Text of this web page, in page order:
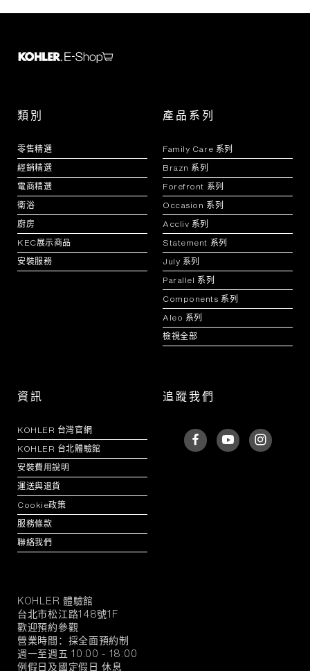
類別
零售精選
經銷精選
電商精選
衛浴
廚房
KEC展示商品
安裝服務
產品系列
Family Care 系列
Brazn 系列
Forefront 系列
Occasion 系列
Accliv 系列
Statement 系列
July 系列
Parallel 系列
Components 系列
Aleo 系列
檢視全部
資訊
KOHLER 台灣官網
KOHLER 台北體驗館
安裝費用說明
運送與退貨
Cookie政策
服務條款
聯絡我們
追蹤我們
KOHLER
官
方
旗
KOHLER 體驗館
台北市松江路148號1F
歡迎預約參觀
營業時間：採全面預約制
週一至週五 10:00 - 18:00
例假日及國定假日 休息